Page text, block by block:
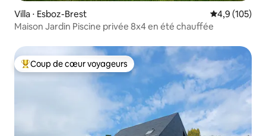
Villa ⋅ Esboz-Brest Évaluation
4,9 (105)
Maison Jardin Piscine privée 8x4 en été chauffée
Coups de cœur voyageurs les plus appréciés
Coup de cœur voyageurs